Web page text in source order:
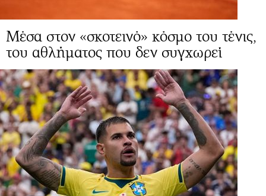
Μέσα στον «σκοτεινό» κόσμο του τένις,
του αθλήματος που δεν συγχωρεί